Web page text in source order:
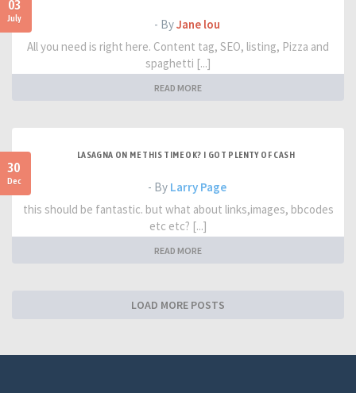
03
July - ByJane lou
All you need is right here. Content tag, SEO, listing, Pizza and
spaghetti [...]
READ MORE
30
Dec
LASAGNA ON ME THIS TIME OK? I GOT PLENTY OF CASH
- By Larry Page
this should be fantastic. but what about links,images, bbcodes
etc etc? [...]
READ MORE
LOAD MORE POSTS